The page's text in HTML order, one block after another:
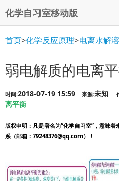
化学自习室移动版
首页>化学反应原理>电离水解
弱电解质的电离
时间:2018-07-19 15:59 来源:未知
离平衡
版权申明 ：凡是署名为“化学自习室”，意味
系（邮箱：79248376@qq.com）！